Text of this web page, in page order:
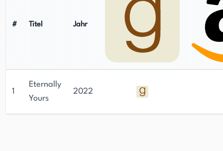
# Titel Jahr
1
Eternally
Yours
2022